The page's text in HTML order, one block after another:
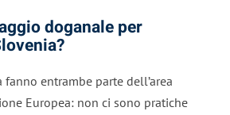
doganale per
entrambe parte dell’area
Europea: non ci sono pratiche